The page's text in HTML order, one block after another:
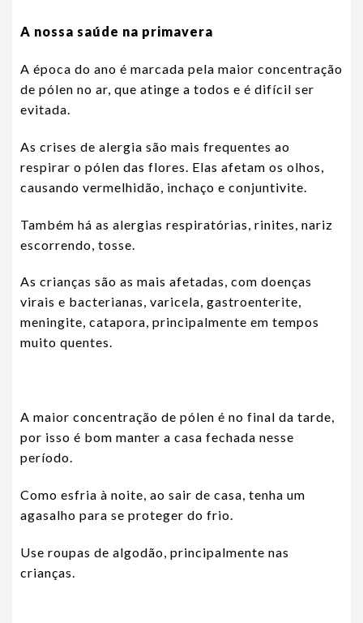
A nossa saúde na primavera
A época do ano é marcada pela maior concentração
de pólen no ar, que atinge a todos e é difícil ser
evitada.
As crises de alergia são mais frequentes ao
respirar o pólen das flores. Elas afetam os olhos,
causando vermelhidão, inchaço e conjuntivite.
Também há as alergias respiratórias, rinites, nariz
escorrendo, tosse.
As crianças são as mais afetadas, com doenças
virais e bacterianas, varicela, gastroenterite,
meningite, catapora, principalmente em tempos
muito quentes.
A maior concentração de pólen é no final da tarde,
por isso é bom manter a casa fechada nesse
período.
Como esfria à noite, ao sair de casa, tenha um
agasalho para se proteger do frio.
Use roupas de algodão, principalmente nas
crianças.